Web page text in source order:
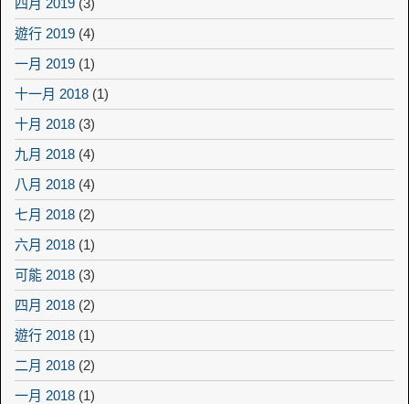
四月 2019 (3)
遊行 2019 (4)
一月 2019 (1)
十一月 2018 (1)
十月 2018 (3)
九月 2018 (4)
八月 2018 (4)
七月 2018 (2)
六月 2018 (1)
可能 2018 (3)
四月 2018 (2)
遊行 2018 (1)
二月 2018 (2)
一月 2018 (1)